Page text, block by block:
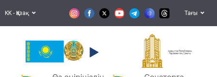
KK - Қазақ Тағы
Қазақстан Республикасы
Парламентінің Сенаты